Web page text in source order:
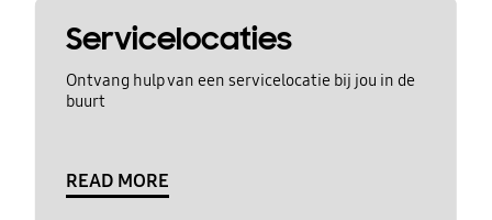
Servicelocaties
Ontvang hulp van een servicelocatie bij jou in de
buurt
READ MORE